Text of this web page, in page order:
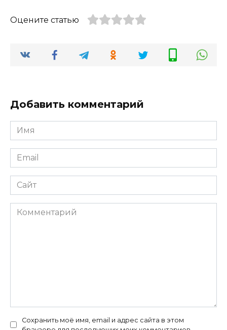
Оцените статью
Добавить комментарий
Имя
*
Email
*
Сайт
Комментарий
Сохранить моё имя, email и адрес сайта в этом